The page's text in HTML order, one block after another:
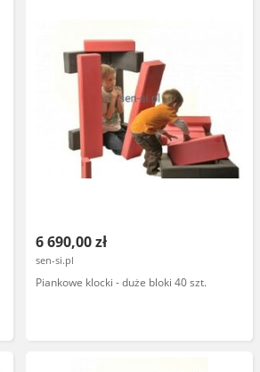
6 690,00 zł
sen-si.pl
Piankowe klocki - duże bloki 40 szt.